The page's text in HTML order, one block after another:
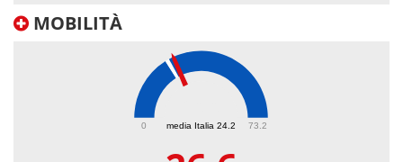
MOBILITÀ
media Italia 24.2
0 73.2